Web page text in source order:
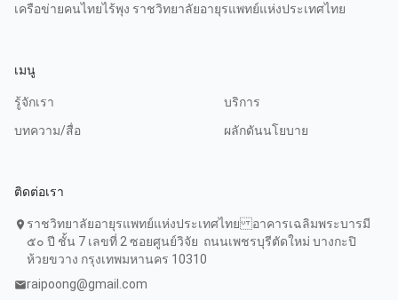
เครือข่ายคนไทยไร้พุง ราชวิทยาลัยอายุรแพทย์แห่งประเทศไทย
เมนู
รู้จักเรา
บริการ
บทความ/สื่อ
ผลักดันนโยบาย
ติดต่อเรา
location_on ราชวิทยาลัยอายุรแพทย์แห่งประเทศไทย อาคารเฉลิมพระบารมี
๕๐ ปี ชั้น 7 เลขที่ 2 ซอยศูนย์วิจัย ถนนเพชรบุรีตัดใหม่ บางกะปิ
ห้วยขวาง กรุงเทพมหานคร 10310
mailraipoong@gmail.com